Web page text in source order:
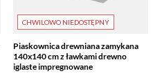
CHWILOWO NIEDOSTĘPNY
Piaskownica drewniana zamykana
140x140 cm z ławkami drewno
iglaste impregnowane